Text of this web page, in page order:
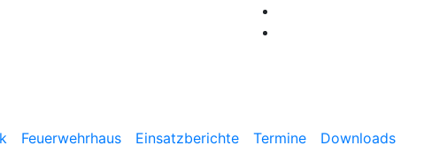
Feuerwehrhaus Einsatzberichte Termine Downloads